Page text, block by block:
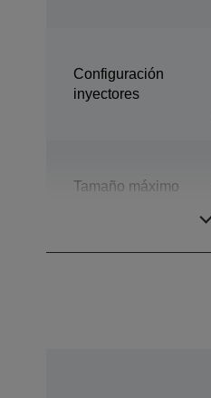
Configuración
inyectores
Tamaño máximo